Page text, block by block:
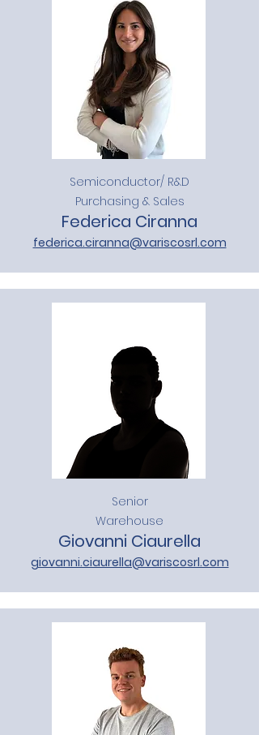
Semiconductor/ R&D
Purchasing & Sales
Federica Ciranna
federica.ciranna@variscosrl.com
Senior
Warehouse
Giovanni Ciaurella
giovanni.ciaurella@variscosrl.com